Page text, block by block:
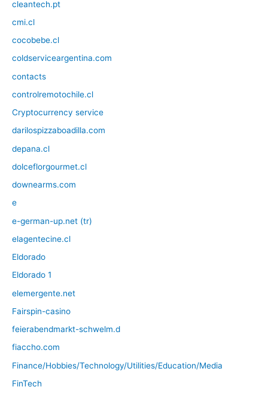
cleantech.pt
cmi.cl
cocobebe.cl
coldserviceargentina.com
contacts
controlremotochile.cl
Cryptocurrency service
darilospizzaboadilla.com
depana.cl
dolceflorgourmet.cl
downearms.com
e
e-german-up.net (tr)
elagentecine.cl
Eldorado
Eldorado 1
elemergente.net
Fairspin-casino
feierabendmarkt-schwelm.d
fiaccho.com
Finance/Hobbies/Technology/Utilities/Education/Media
FinTech